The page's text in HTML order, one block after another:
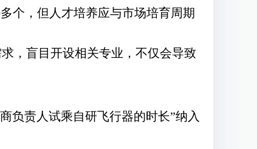
个，但人才培养应与市场培育周期
，盲目开设相关专业，不仅会导致
负责人试乘自研飞行器的时长”纳入